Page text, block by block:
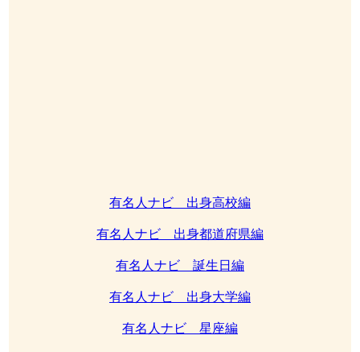
有名人ナビ 出身高校編
有名人ナビ 出身都道府県編
有名人ナビ 誕生日編
有名人ナビ 出身大学編
有名人ナビ 星座編